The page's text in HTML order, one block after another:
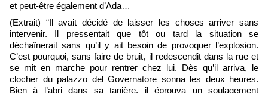
et peut-être également d’Ada…
(Extrait) “Il avait décidé de laisser les choses arriver sans
intervenir. Il pressentait que tôt ou tard la situation se
déchaînerait sans qu’il y ait besoin de provoquer l’explosion.
C’est pourquoi, sans faire de bruit, il redescendit dans la rue et
se mit en marche pour rentrer chez lui. Dès qu’il arriva, le
clocher du palazzo del Governatore sonna les deux heures.
Bien à l’abri dans sa tanière, il éprouva un soulagement